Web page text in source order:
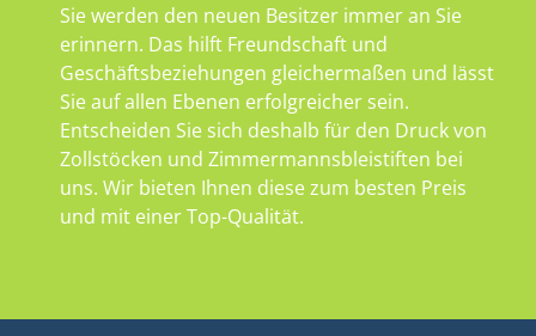
Sie werden den neuen Besitzer immer an Sie
erinnern. Das hilft Freundschaft und
Geschäftsbeziehungen gleichermaßen und lässt
Sie auf allen Ebenen erfolgreicher sein.
Entscheiden Sie sich deshalb für den Druck von
Zollstöcken und Zimmermannsbleistiften bei
uns. Wir bieten Ihnen diese zum besten Preis
und mit einer Top-Qualität.